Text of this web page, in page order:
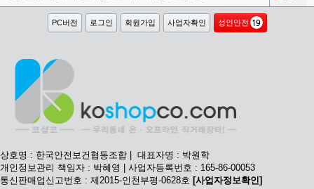
PC버전 로그인 회원가입 사업자확인 성인안전
상호명 : 한국안전보건협동조합 | 대표자명 : 박원학
개인정보관리 책임자 : 박혜영 | 사업자등록번호 : 165-86-00053
통신판매업신고번호 : 제2015-인천부평-0628호 [사업자정보확인]